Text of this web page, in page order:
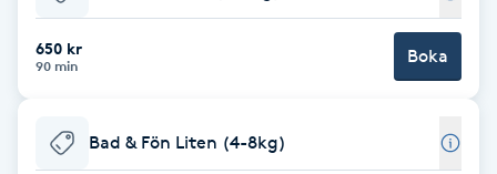
Babylights
Balayage
650 kr
90 min Boka
Bad & Fön Liten (4-8kg)